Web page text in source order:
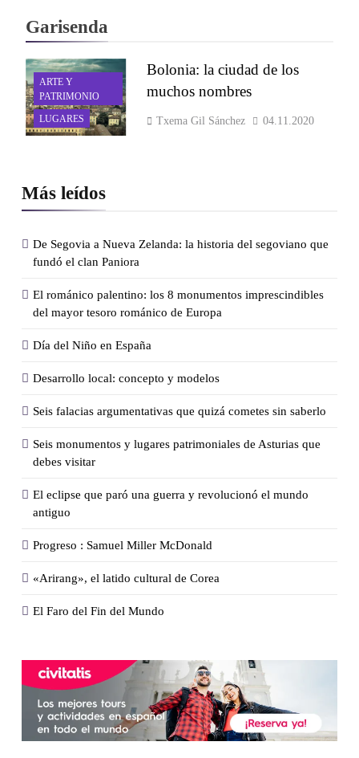
Más leídos
De Segovia a Nueva Zelanda: la historia del segoviano que
fundó el clan Paniora
El románico palentino: los 8 monumentos imprescindibles
del mayor tesoro románico de Europa
Día del Niño en España
Desarrollo local: concepto y modelos
Seis falacias argumentativas que quizá cometes sin saberlo
Seis monumentos y lugares patrimoniales de Asturias que
debes visitar
El eclipse que paró una guerra y revolucionó el mundo
antiguo
Progreso : Samuel Miller McDonald
«Arirang», el latido cultural de Corea
El Faro del Fin del Mundo
Garisenda
ARTE Y
PATRIMONIO
LUGARES
Bolonia: la ciudad de los
muchos nombres
Txema Gil Sánchez 04.11.2020